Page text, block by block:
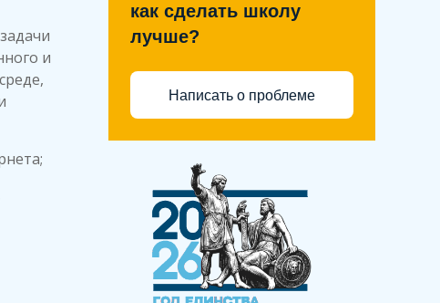
и
как сделать школу
лучше?
Написать о проблеме